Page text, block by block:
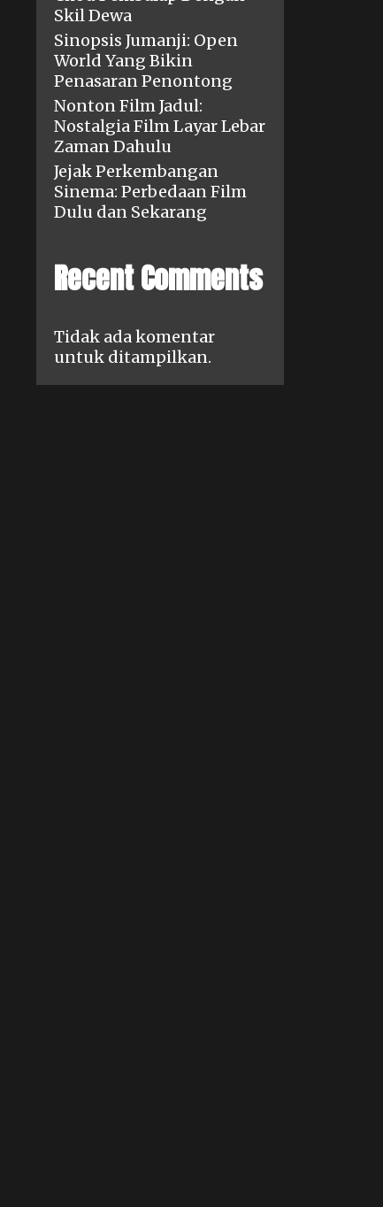
Skil Dewa
Sinopsis Jumanji: Open
World Yang Bikin
Penasaran Penontong
Nonton Film Jadul:
Nostalgia Film Layar Lebar
Zaman Dahulu
Jejak Perkembangan
Sinema: Perbedaan Film
Dulu dan Sekarang
Recent Comments
Tidak ada komentar
untuk ditampilkan.